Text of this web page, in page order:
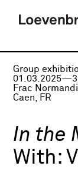
Group
Frac
Caen, FR
In the
With: